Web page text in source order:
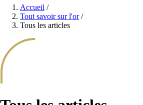
Accueil /
Tout savoir sur l'or /
Tous les articles